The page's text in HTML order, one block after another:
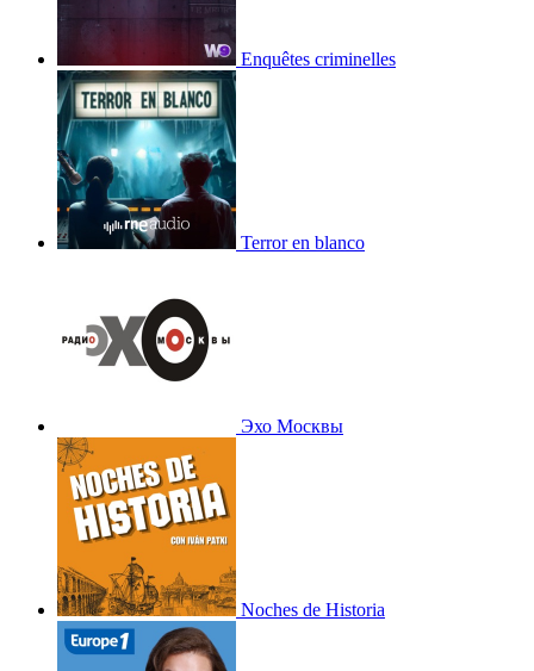
Enquêtes criminelles
Terror en blanco
Эхо Москвы
Noches de Historia